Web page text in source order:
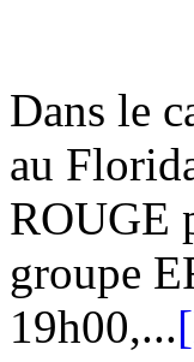
Dans le
au
ROUGE
groupe
19h00,...